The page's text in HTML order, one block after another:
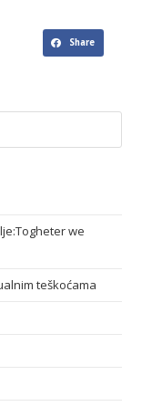
Share
we
teškoćama